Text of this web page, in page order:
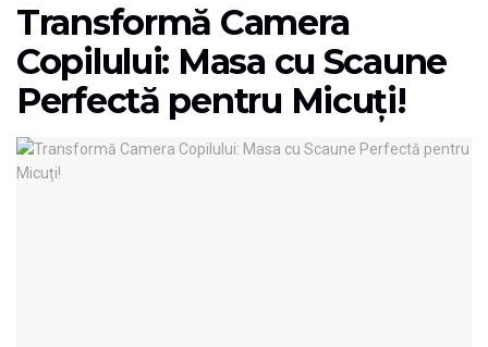
Transformă Camera
Copilului: Masa cu Scaune
Perfectă pentru Micuți!